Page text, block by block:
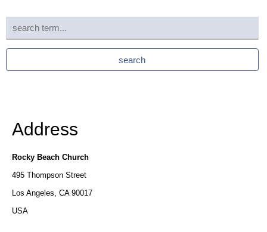
Boxed
column
+
right)
Grid
search
Address
Rocky Beach Church
495 Thompson Street
Los Angeles, CA 90017
USA